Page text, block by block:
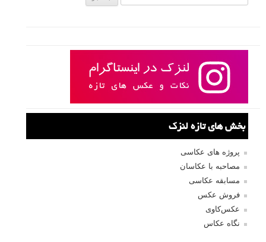
بخش های تازه لنزک
پروژه های عکاسی
مصاحبه با عکاسان
مسابقه عکاسی
فروش عکس
عکس‌کاوی
نگاه عکاس